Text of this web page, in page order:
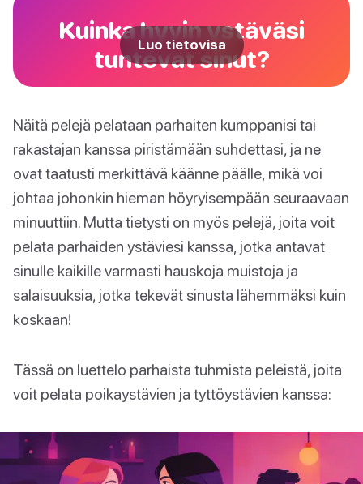
Kuinka hyvin ystäväsi
tuntevat sinut?
Luo tietovisa
Näitä pelejä pelataan parhaiten kumppanisi tai
rakastajan kanssa piristämään suhdettasi, ja ne
ovat taatusti merkittävä käänne päälle, mikä voi
johtaa johonkin hieman höyryisempään seuraavaan
minuuttiin. Mutta tietysti on myös pelejä, joita voit
pelata parhaiden ystäviesi kanssa, jotka antavat
sinulle kaikille varmasti hauskoja muistoja ja
salaisuuksia, jotka tekevät sinusta lähemmäksi kuin
koskaan!
Tässä on luettelo parhaista tuhmista peleistä, joita
voit pelata poikaystävien ja tyttöystävien kanssa: